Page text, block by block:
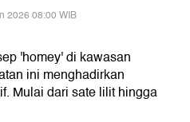
2026 08:00 WIB
'homey' di kawasan
ini menghadirkan
Mulai dari sate lilit hingga